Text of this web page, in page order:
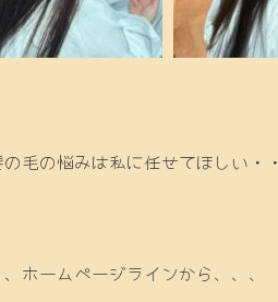
毛の悩みは私に任せてほしい・
ホームページラインから、、、